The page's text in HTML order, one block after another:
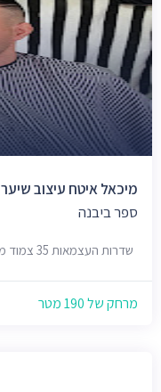
מיכאל איטח עיצוב שיער
ספר ביבנה
שדרות העצמאות 35 צמוד מצד ימין, יבנה, 8158203
מרחק של 190 מטר